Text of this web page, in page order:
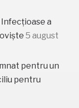
a
5 august
pentru un
pentru